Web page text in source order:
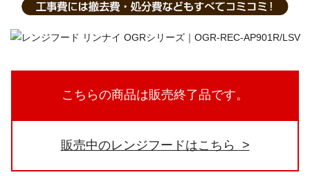
こちらの商品は販売終了品です。
販売中のレンジフードはこちら